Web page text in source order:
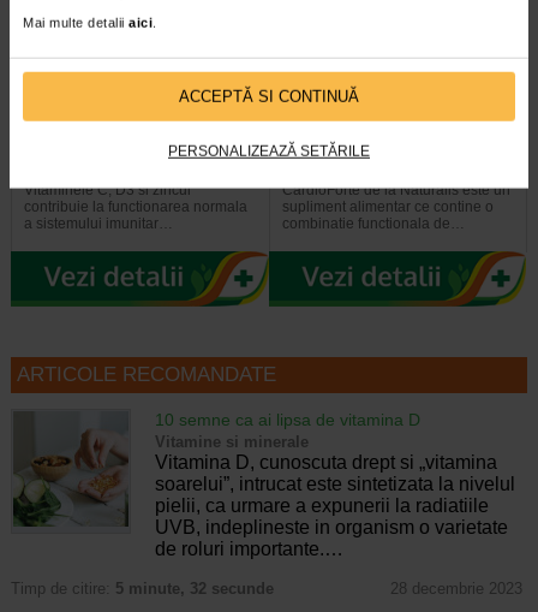
Mai multe detalii aici
ACCEPTĂ SI CONTINUĂ
PERSONALIZEAZĂ SETĂRILE
ImunoSuport 1000, 30
Vitaminele C, D3 si zincul
contribuie la functionarea normala
a sistemului imunitar…
Cardioforte, 20 comprimate
filmate, NATURALIS
CardioForte de la Naturalis este un
supliment alimentar ce contine o
combinatie functionala de…
ARTICOLE RECOMANDATE
10 semne ca ai lipsa de vitamina D
Vitamine si minerale
Vitamina D, cunoscuta drept si „vitamina
soarelui”, intrucat este sintetizata la nivelul
pielii, ca urmare a expunerii la radiatiile
UVB, indeplineste in organism o varietate
de roluri importante.…
Timp de citire: 5 minute, 32 secunde 28 decembrie 2023